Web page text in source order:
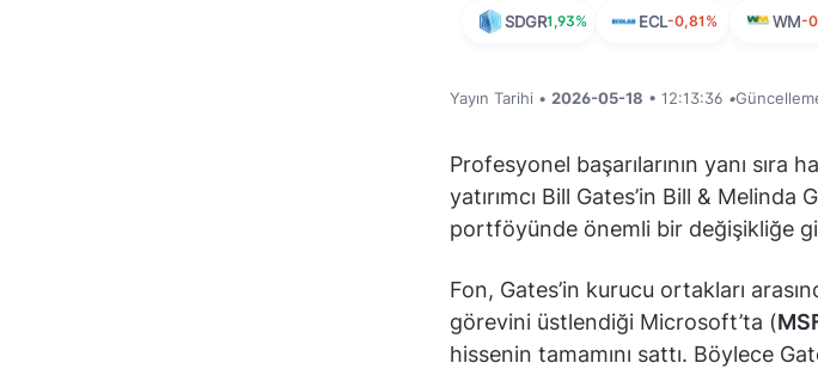
SDGR1,93% ECL-0,81% WM-
Yayın Tarihi • 2026-05-18 • 12:13:36 •
Profesyonel başarılarının yanı sıra
yatırımcı Bill Gates’in Bill & Melinda
portföyünde önemli bir değişikliğe
Fon, Gates’in kurucu ortakları
görevini üstlendiği Microsoft’ta (
hissenin tamamını sattı. Böylece